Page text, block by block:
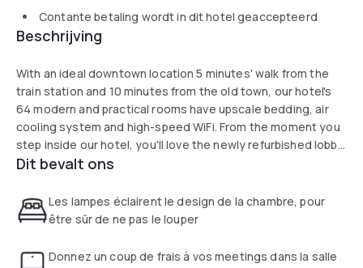
Contante betaling wordt in dit hotel geaccepteerd
Beschrijving
With an ideal downtown location 5 minutes' walk from the
train station and 10 minutes from the old town, our hotel's
64 modern and practical rooms have upscale bedding, air
cooling system and high-speed WiFi. From the moment you
step inside our hotel, you'll love the newly refurbished lobby
and warm, laid-back setting with an original, self-service
Dit bevalt ons
Les lampes éclairent le design de la chambre, pour
être sûr de ne pas le louper
Donnez un coup de frais à vos meetings dans la salle